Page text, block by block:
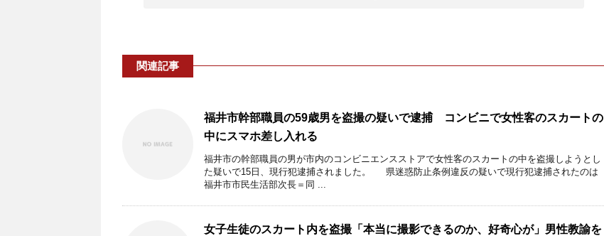
関連記事
福井市幹部職員の59歳男を盗撮の疑いで逮捕 コンビニで女性客のスカートの
中にスマホ差し入れる
福井市の幹部職員の男が市内のコンビニエンスストアで女性客のスカートの中を盗撮しようとし
た疑いで15日、現行犯逮捕されました。 県迷惑防止条例違反の疑いで現行犯逮捕されたのは
福井市市民生活部次長＝同 ...
女子生徒のスカート内を盗撮「本当に撮影できるのか、好奇心が」男性教諭を